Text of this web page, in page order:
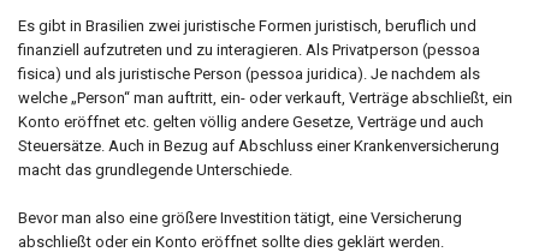
Es gibt in Brasilien zwei juristische Formen juristisch, beruflich und
finanziell aufzutreten und zu interagieren. Als Privatperson (pessoa
fisica) und als juristische Person (pessoa juridica). Je nachdem als
welche „Person“ man auftritt, ein- oder verkauft, Verträge abschließt, ein
Konto eröffnet etc. gelten völlig andere Gesetze, Verträge und auch
Steuersätze. Auch in Bezug auf Abschluss einer Krankenversicherung
macht das grundlegende Unterschiede.
Bevor man also eine größere Investition tätigt, eine Versicherung
abschließt oder ein Konto eröffnet sollte dies geklärt werden.